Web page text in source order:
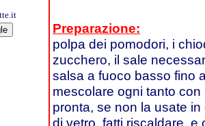
Preparazione:
polpa dei pomodori, i
zucchero, il sale
salsa a fuoco basso fino
mescolare ogni tanto
pronta, se non la usate
di vetro, fatti riscaldare,